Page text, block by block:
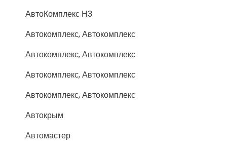
АвтоКомплекс Н3
Автокомплекс, Автокомплекс
Автокомплекс, Автокомплекс
Автокомплекс, Автокомплекс
Автокомплекс, Автокомплекс
Автокрым
Автомастер